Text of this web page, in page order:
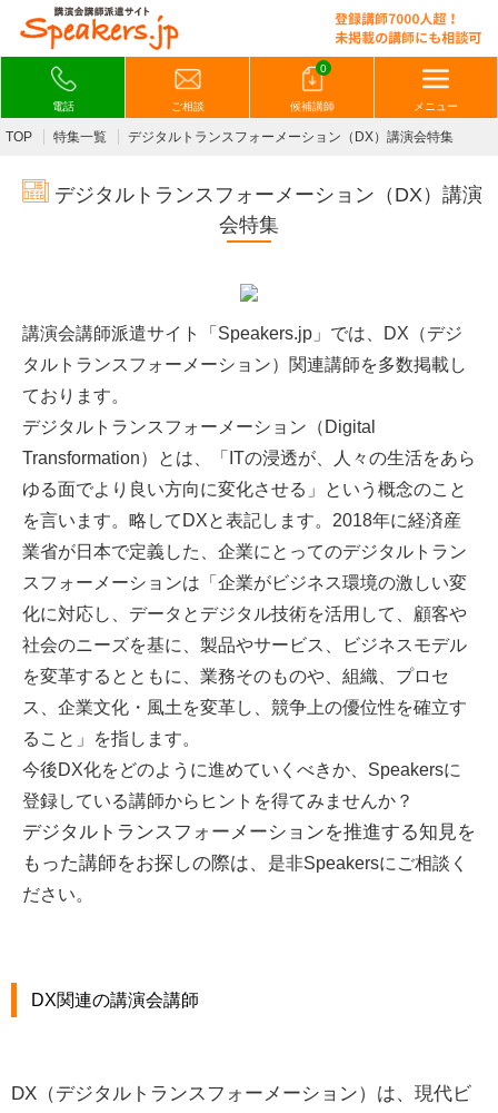
電話 ご相談
0
候補講師 メニュー
TOP 特集一覧 デジタルトランスフォーメーション（DX）講演会特集
デジタルトランスフォーメーション（DX）講演
会特集
講演会講師派遣サイト「Speakers.jp」では、DX（デジ
タルトランスフォーメーション）関連講師を多数掲載し
ております。
デジタルトランスフォーメーション（Digital
Transformation）とは、「ITの浸透が、人々の生活をあら
ゆる面でより良い方向に変化させる」という概念のこと
を言います。略してDXと表記します。2018年に経済産
業省が日本で定義した、企業にとってのデジタルトラン
スフォーメーションは「企業がビジネス環境の激しい変
化に対応し、データとデジタル技術を活用して、顧客や
社会のニーズを基に、製品やサービス、ビジネスモデル
を変革するとともに、業務そのものや、組織、プロセ
ス、企業文化・風土を変革し、競争上の優位性を確立す
ること」を指します。
今後DX化をどのように進めていくべきか、Speakersに
登録している講師からヒントを得てみませんか？
デジタルトランスフォーメーションを推進する知見を
もった講師をお探しの際は、
是非Speakersにご相談く
ださい。
DX関連の講演会講師
DX（デジタルトランスフォーメーション）は、現代ビ